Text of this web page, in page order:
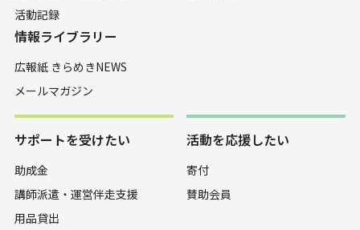
活動記録
情報ライブラリー
広報紙 きらめきNEWS
メールマガジン
サポートを受けたい
助成金
講師派遣・運営伴走支援
用品貸出
活動を応援したい
寄付
賛助会員